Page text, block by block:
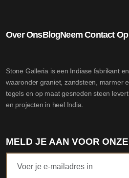
Over OnsBlogNeem Contact Op
Stone Galleria is een Indiase fabrikant
waaronder graniet, zandsteen, marmer
tegels en op maat gesneden steen
en projecten in heel India.
MELD JE AAN VOOR